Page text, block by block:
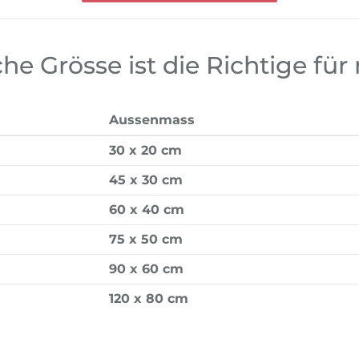
Grösse ist die Richtige für
Aussenmass
30 x 20 cm
45 x 30 cm
60 x 40 cm
75 x 50 cm
90 x 60 cm
120 x 80 cm